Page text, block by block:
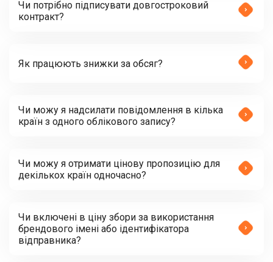
Чи потрібно підписувати довгостроковий
контракт?
Як працюють знижки за обсяг?
Чи можу я надсилати повідомлення в кілька
країн з одного облікового запису?
Чи можу я отримати цінову пропозицію для
декількох країн одночасно?
Чи включені в ціну збори за використання
брендового імені або ідентифікатора
відправника?